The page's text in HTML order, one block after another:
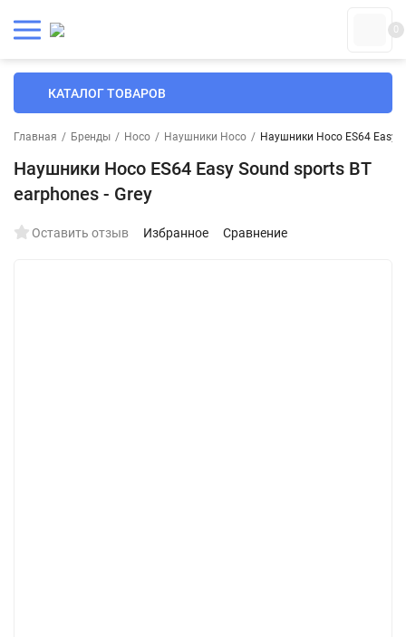
0
КАТАЛОГ ТОВАРОВ
Главная / Бренды / Hoco / Наушники Hoco / Наушники Hoco ES64 Easy
Наушники Hoco ES64 Easy Sound sports BT
earphones - Grey
Оставить отзыв Избранное Сравнение